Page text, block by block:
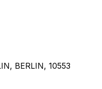
BERLIN, 10553